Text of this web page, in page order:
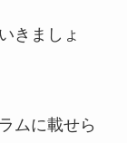
きましょ
ムに載せら